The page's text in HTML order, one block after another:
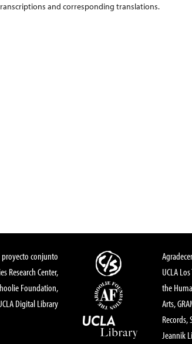
and corresponding translations.
proyecto conjunto
Research Center,
Foundation,
Digital Library
UCLA
the
Arts,
Records,
Jeannik